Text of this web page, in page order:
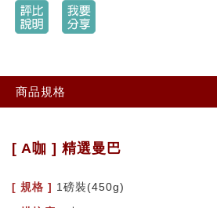
商品規格
[ A咖 ] 精選曼巴
[ 規格 ] 1磅裝(450g)